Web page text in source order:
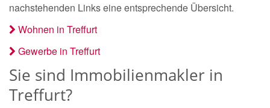
nachstehenden Links eine entsprechende Übersicht.
Wohnen in Treffurt
Gewerbe in Treffurt
Sie sind Immobilienmakler in
Treffurt?